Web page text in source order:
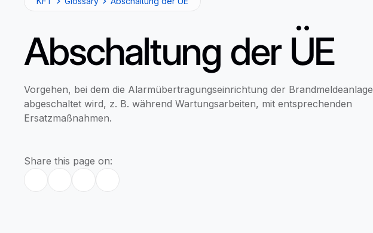
Abschaltung der ÜE
Vorgehen, bei dem die Alarmübertragungseinrichtung der Brandmeldeanlage
abgeschaltet wird, z. B. während Wartungsarbeiten, mit entsprechenden
Ersatzmaßnahmen.
Share this page on: